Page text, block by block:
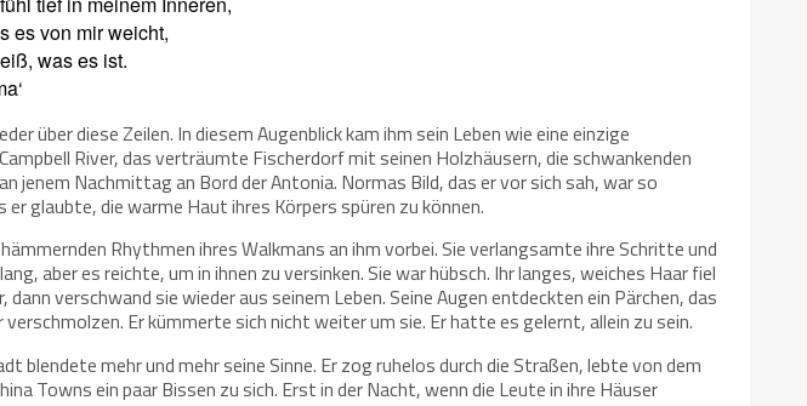
es von mir weicht,
was es ist.
über diese Zeilen. In diesem Augenblick kam ihm sein Leben wie eine einzige
River, das verträumte Fischerdorf mit seinen Holzhäusern, die schwankenden
jenem Nachmittag an Bord der Antonia. Normas Bild, das er vor sich sah, war so
glaubte, die warme Haut ihres Körpers spüren zu können.
Rhythmen ihres Walkmans an ihm vorbei. Sie verlangsamte ihre Schritte und
aber es reichte, um in ihnen zu versinken. Sie war hübsch. Ihr langes, weiches Haar fiel
verschwand sie wieder aus seinem Leben. Seine Augen entdeckten ein Pärchen, das
Er kümmerte sich nicht weiter um sie. Er hatte es gelernt, allein zu sein.
blendete mehr und mehr seine Sinne. Er zog ruhelos durch die Straßen, lebte von dem
Towns ein paar Bissen zu sich. Erst in der Nacht, wenn die Leute in ihre Häuser